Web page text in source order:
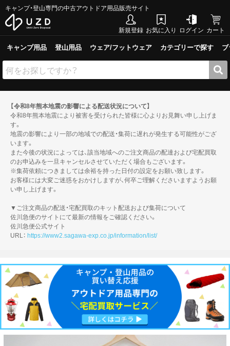
キャンプ・登山専門の中古アウトドア用品販売サイト
新規登録 お気に入り ログイン カート
キャンプ用品 登山用品 ウェア/フットウェア カテゴリーで探す
【令和8年熊本地震の影響による配送状況について】
令和8年熊本地震により被害を受けられた皆様に心よりお見舞い申し上げま
す。
地震の影響により一部の地域での配送・集荷に遅れが発生する可能性がござ
います。
また今後の状況によっては、該当地域へのご注文商品の配達および宅配買取
のお申込みを一旦キャンセルさせていただく場合もございます。
※集荷依頼につきましては余裕を持った日付の設定をお願い致します。
お客様には大変ご迷惑をおかけしますが、何卒ご理解くださいますようお願
い申し上げます。
▼ご注文商品の配送・宅配買取のキット配送および集荷について
佐川急便のサイトにて最新の情報をご確認ください。
佐川急便公式サイト
URL： https://www2.sagawa-exp.co.jp/information/list/